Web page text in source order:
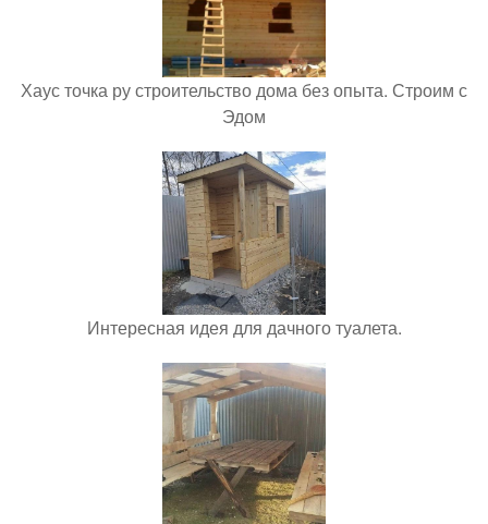
Хаус точка ру строительство дома без опыта. Строим с
Эдом
Интересная идея для дачного туалета.